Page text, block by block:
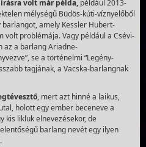
volt már példa, például 2013-
mélységű Büdös-kúti-víznyelőből
amely Kessler Hubert-
volt problémája. Vagy például a Csévi-
az a barlang Ariadne-
se a történelmi “Legény-
tagjának, a Vacska-barlangnak
, mert azt hinné a laikus,
holott egy ember beceneve a
kis likluk elnevezésekor, de
barlang nevét egy ilyen